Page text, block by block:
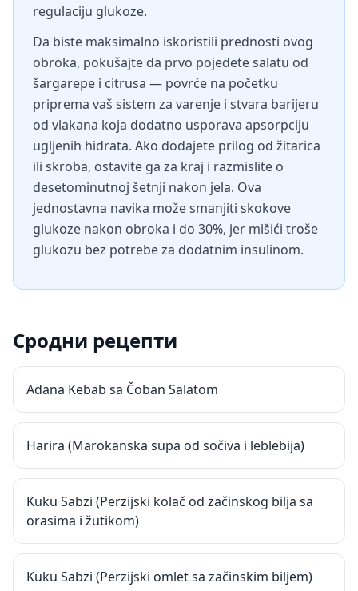
regulaciju glukoze.
Da biste maksimalno iskoristili prednosti ovog
obroka, pokušajte da prvo pojedete salatu od
šargarepe i citrusa — povrće na početku
priprema vaš sistem za varenje i stvara barijeru
od vlakana koja dodatno usporava apsorpciju
ugljenih hidrata. Ako dodajete prilog od žitarica
ili skroba, ostavite ga za kraj i razmislite o
desetominutnoj šetnji nakon jela. Ova
jednostavna navika može smanjiti skokove
glukoze nakon obroka i do 30%, jer mišići troše
glukozu bez potrebe za dodatnim insulinom.
Сродни рецепти
Adana Kebab sa Čoban Salatom
Harira (Marokanska supa od sočiva i leblebija)
Kuku Sabzi (Perzijski kolač od začinskog bilja sa
orasima i žutikom)
Kuku Sabzi (Perzijski omlet sa začinskim biljem)